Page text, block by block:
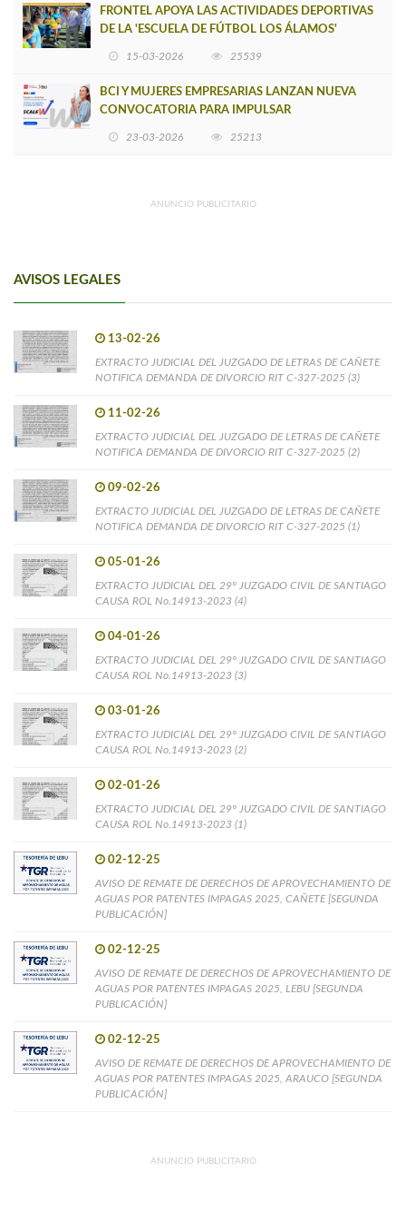
FRONTEL APOYA LAS ACTIVIDADES DEPORTIVAS
DE LA 'ESCUELA DE FÚTBOL LOS ÁLAMOS'
15-03-2026 25539
BCI Y MUJERES EMPRESARIAS LANZAN NUEVA
CONVOCATORIA PARA IMPULSAR
23-03-2026 25213
ANUNCIO PUBLICITARIO
AVISOS LEGALES
13-02-26
EXTRACTO JUDICIAL DEL JUZGADO DE LETRAS DE CAÑETE
NOTIFICA DEMANDA DE DIVORCIO RIT C-327-2025 (3)
11-02-26
EXTRACTO JUDICIAL DEL JUZGADO DE LETRAS DE CAÑETE
NOTIFICA DEMANDA DE DIVORCIO RIT C-327-2025 (2)
09-02-26
EXTRACTO JUDICIAL DEL JUZGADO DE LETRAS DE CAÑETE
NOTIFICA DEMANDA DE DIVORCIO RIT C-327-2025 (1)
05-01-26
EXTRACTO JUDICIAL DEL 29° JUZGADO CIVIL DE SANTIAGO
CAUSA ROL No.14913-2023 (4)
04-01-26
EXTRACTO JUDICIAL DEL 29° JUZGADO CIVIL DE SANTIAGO
CAUSA ROL No.14913-2023 (3)
03-01-26
EXTRACTO JUDICIAL DEL 29° JUZGADO CIVIL DE SANTIAGO
CAUSA ROL No.14913-2023 (2)
02-01-26
EXTRACTO JUDICIAL DEL 29° JUZGADO CIVIL DE SANTIAGO
CAUSA ROL No.14913-2023 (1)
02-12-25
AVISO DE REMATE DE DERECHOS DE APROVECHAMIENTO DE
AGUAS POR PATENTES IMPAGAS 2025, CAÑETE [SEGUNDA
PUBLICACIÓN]
02-12-25
AVISO DE REMATE DE DERECHOS DE APROVECHAMIENTO DE
AGUAS POR PATENTES IMPAGAS 2025, LEBU [SEGUNDA
PUBLICACIÓN]
02-12-25
AVISO DE REMATE DE DERECHOS DE APROVECHAMIENTO DE
AGUAS POR PATENTES IMPAGAS 2025, ARAUCO [SEGUNDA
PUBLICACIÓN]
ANUNCIO PUBLICITARIO